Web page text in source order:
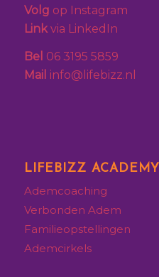
Volg op Instagram
Linkvia LinkedIn
Bel 06 3195 5859
Mail info@lifebizz.nl
LIFEBIZZ ACADEMY
Ademcoaching
Verbonden Adem
Familieopstellingen
Ademcirkels